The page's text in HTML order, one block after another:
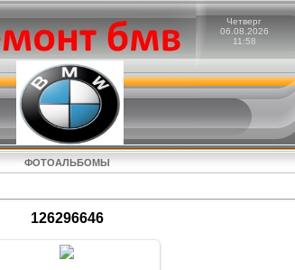
Четверг
06.08.2026
11:58
ФОТОАЛЬБОМЫ
126296646